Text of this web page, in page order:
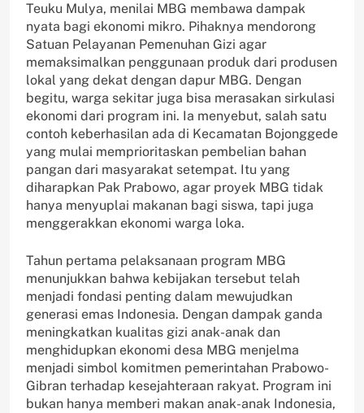
Teuku Mulya, menilai MBG membawa dampak
nyata bagi ekonomi mikro. Pihaknya mendorong
Satuan Pelayanan Pemenuhan Gizi agar
memaksimalkan penggunaan produk dari produsen
lokal yang dekat dengan dapur MBG. Dengan
begitu, warga sekitar juga bisa merasakan sirkulasi
ekonomi dari program ini. Ia menyebut, salah satu
contoh keberhasilan ada di Kecamatan Bojonggede
yang mulai memprioritaskan pembelian bahan
pangan dari masyarakat setempat. Itu yang
diharapkan Pak Prabowo, agar proyek MBG tidak
hanya menyuplai makanan bagi siswa, tapi juga
menggerakkan ekonomi warga loka.
Tahun pertama pelaksanaan program MBG
menunjukkan bahwa kebijakan tersebut telah
menjadi fondasi penting dalam mewujudkan
generasi emas Indonesia. Dengan dampak ganda
meningkatkan kualitas gizi anak-anak dan
menghidupkan ekonomi desa MBG menjelma
menjadi simbol komitmen pemerintahan Prabowo-
Gibran terhadap kesejahteraan rakyat. Program ini
bukan hanya memberi makan anak-anak Indonesia,